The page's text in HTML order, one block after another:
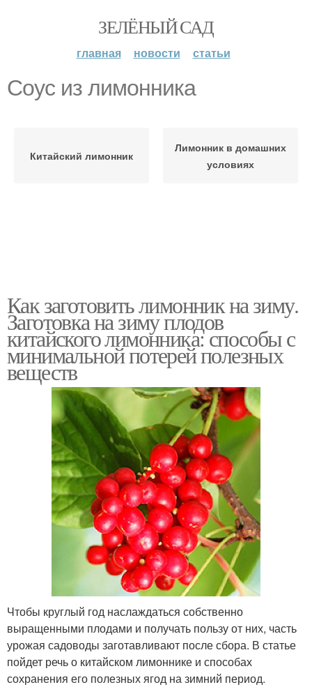
ЗЕЛЁНЫЙ САД
главная новости статьи
Соус из лимонника
Китайский лимонник
Лимонник в домашних
условиях
Как заготовить лимонник на зиму.
Заготовка на зиму плодов
китайского лимонника: способы с
минимальной потерей полезных
веществ
Чтобы круглый год наслаждаться собственно
выращенными плодами и получать пользу от них, часть
урожая садоводы заготавливают после сбора. В статье
пойдет речь о китайском лимоннике и способах
сохранения его полезных ягод на зимний период.